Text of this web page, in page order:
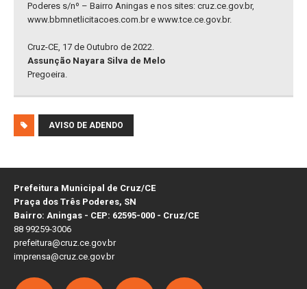
Poderes s/nº – Bairro Aningas e nos sites: cruz.ce.gov.br,
www.bbmnetlicitacoes.com.br e www.tce.ce.gov.br.
Cruz-CE, 17 de Outubro de 2022.
Assunção Nayara Silva de Melo
Pregoeira.
AVISO DE ADENDO
Prefeitura Municipal de Cruz/CE
Praça dos Três Poderes, SN
Bairro: Aningas - CEP: 62595-000 - Cruz/CE
88 99259-3006
prefeitura@cruz.ce.gov.br
imprensa@cruz.ce.gov.br